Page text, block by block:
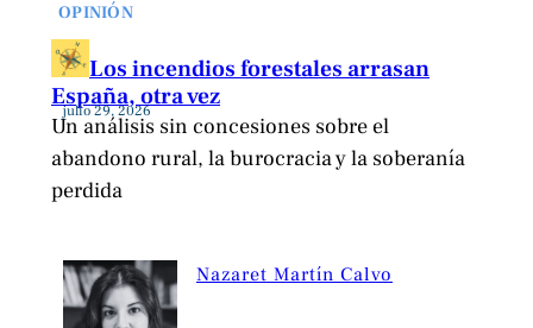
OPINIÓN
Los incendios forestales arrasan
España, otra vez
julio 29, 2026
Un análisis sin concesiones sobre el
abandono rural, la burocracia y la soberanía
perdida
Nazaret Martín Calvo